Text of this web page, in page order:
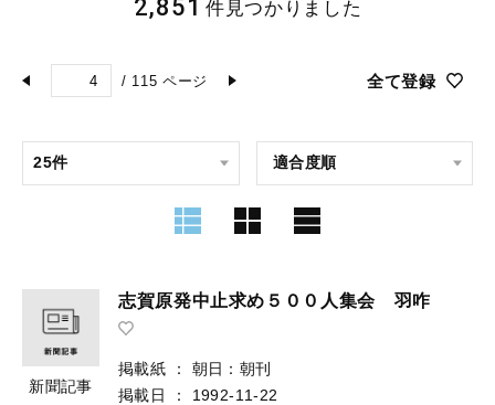
/ 115 ページ 全て登録
2,851 件見つかりました
新聞記事
志賀原発中止求め５００人集会 羽咋
掲載紙 ：
朝日：朝刊
掲載日
：
1992-11-22